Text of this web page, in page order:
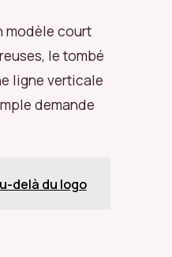
modèle court
le tombé
ligne verticale
demande
delà du logo